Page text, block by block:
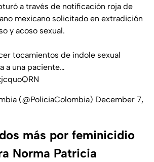
a través de notificación roja de
mexicano solicitado en extradición
y acoso sexual.
tocamientos de índole sexual
a una paciente…
(@PoliciaColombia) December 7,
más por feminicidio
Norma Patricia